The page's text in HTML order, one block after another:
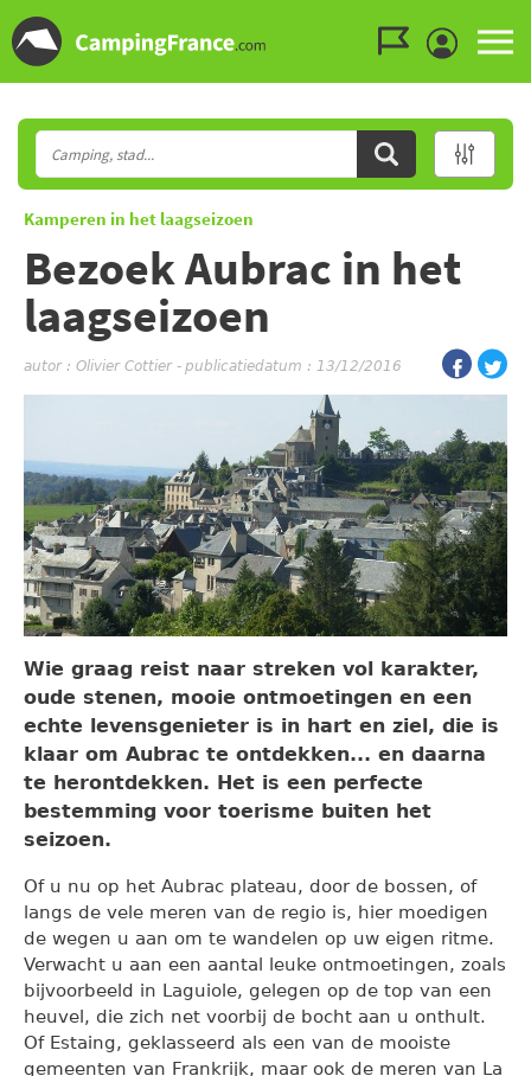
Kamperen in het laagseizoen
Bezoek Aubrac in het
laagseizoen
autor : Olivier Cottier- publicatiedatum : 13/12/2016
Wie graag reist naar streken vol karakter,
oude stenen, mooie ontmoetingen en een
echte levensgenieter is in hart en ziel, die is
klaar om Aubrac te ontdekken... en daarna
te herontdekken. Het is een perfecte
bestemming voor toerisme buiten het
seizoen.
Of u nu op het Aubrac plateau, door de bossen, of
langs de vele meren van de regio is, hier moedigen
de wegen u aan om te wandelen op uw eigen ritme.
Verwacht u aan een aantal leuke ontmoetingen, zoals
bijvoorbeeld in Laguiole, gelegen op de top van een
heuvel, die zich net voorbij de bocht aan u onthult.
Of Estaing, geklasseerd als een van de mooiste
gemeenten van Frankrijk, maar ook de meren van La